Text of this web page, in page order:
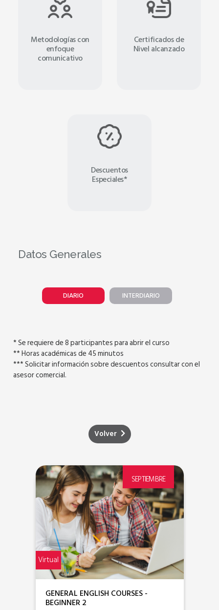
Metodologías con
enfoque
comunicativo
Certificados de
Nivel alcanzado
Descuentos
Especiales*
Datos Generales
DIARIO INTERDIARIO
* Se requiere de 8 participantes para abrir el curso
** Horas académicas de 45 minutos
*** Solicitar información sobre descuentos consultar con el
asesor comercial.
Volver
SEPTIEMBRE
Virtual
GENERAL ENGLISH COURSES -
BEGINNER 2